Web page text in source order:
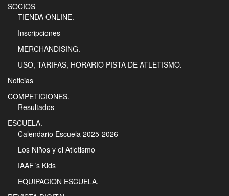
SOCIOS
TIENDA ONLINE.
Inscripciones
MERCHANDISING.
USO, TARIFAS, HORARIO PISTA DE ATLETISMO.
Noticias
COMPETICIONES.
Resultados
ESCUELA.
Calendario Escuela 2025-2026
Los Niños y el Atletismo
IAAF´s Kids
EQUIPACION ESCUELA.